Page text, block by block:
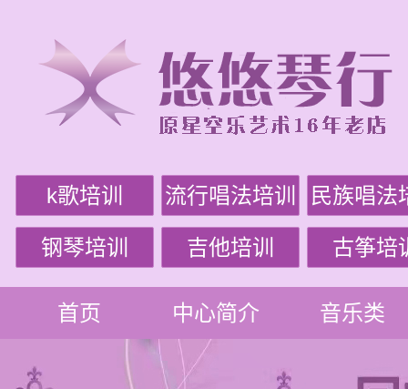
k歌培训 流行唱法培训 民族唱法
钢琴培训 吉他培训 古筝培
首页 中心简介 音乐类